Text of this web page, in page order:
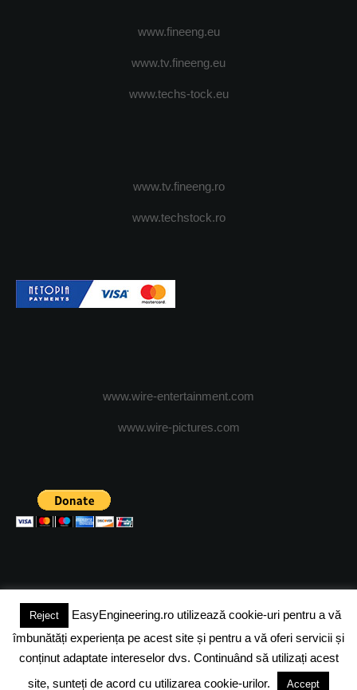
www.fineeng.eu
www.tv.fineeng.eu
www.techs-tock.eu
www.tv.fineeng.ro
www.techstock.ro
www.wire-entertainment.com
www.wire-pictures.com
(c) 2024 - FineEngineeringMagazine. All rights reserved.
DESPRE NOI ADVERTISING JOBS DESPRE COOKIES
POLITICA DE CONFIDENTIALITATE TERMENI SI CONDITII
Reject
EasyEngineering.ro utilizează cookie-uri pentru a vă
îmbunătăți experiența pe acest site și pentru a vă oferi servicii și
conținut adaptate intereselor dvs. Continuând să utilizați acest
site, sunteți de acord cu utilizarea cookie-urilor.
Accept